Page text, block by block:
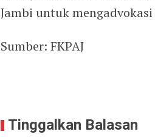
Jambi untuk
Sumber: FKPAJ
Tinggalkan Balasan